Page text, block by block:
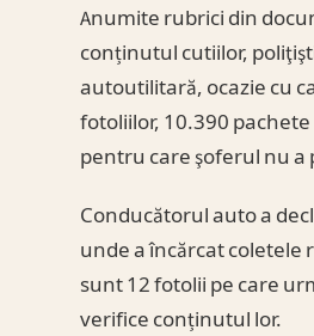
Anumite rubrici din
conținutul cutiilor,
autoutilitară, ocazie cu
fotoliilor, 10.390
pentru care şoferul nu
Conducătorul auto a
unde a încărcat coletele
sunt 12 fotolii pe care
verifice conținutul lor.